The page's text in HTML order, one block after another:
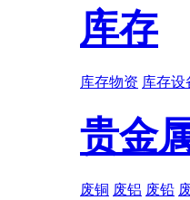
库存
库存物资 库存设
贵金
废铜 废铝 废铅